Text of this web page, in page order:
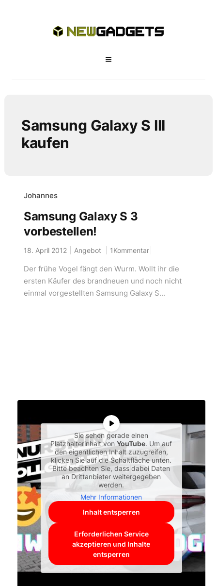
Samsung Galaxy S III
kaufen
Johannes
Samsung Galaxy S 3
vorbestellen!
18. April 2012 Angebot 1Kommentar
Der frühe Vogel fängt den Wurm. Wollt ihr die
ersten Käufer des brandneuen und noch nicht
einmal vorgestellten Samsung Galaxy S...
Sie sehen gerade einen
Platzhalterinhalt vonYouTube. Um auf
den eigentlichen Inhalt zuzugreifen,
klicken Sie auf die Schaltfläche unten.
Bitte beachten Sie, dass dabei Daten
an Drittanbieter weitergegeben
werden.
Mehr Informationen
Inhalt entsperren
Erforderlichen Service
akzeptieren und Inhalte
entsperren